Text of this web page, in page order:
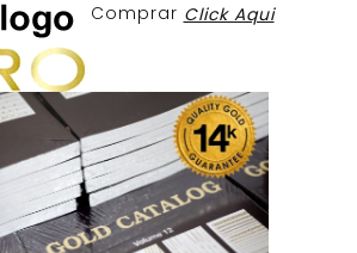
Comprar Click Aqui